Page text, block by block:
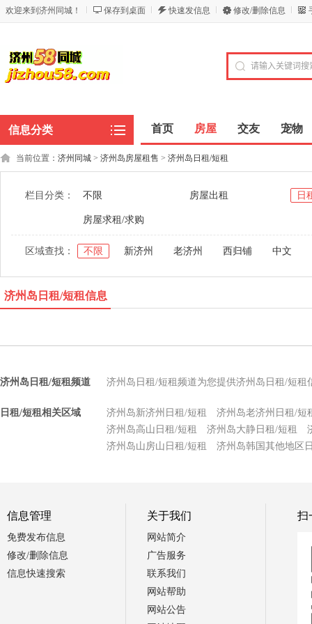
欢迎来到济州同城！ 保存到桌面 快速发信息 修改/删除信息
信息分类 首页 房屋 交友 宠物
当前位置： 济州同城 > 济州岛房屋租售 > 济州岛日租/短租
栏目分类： 不限 房屋出租 日
房屋求租/求购
区域查找： 不限 新济州 老济州 西归铺 中文
济州岛日租/短租信息
济州岛日租/短租频道 济州岛日租/短租频道为您提供济州岛日租/短
日租/短租相关区域 济州岛新济州日租/短租
济州岛老济州日租/短
济州岛高山日租/短租
济州岛大静日租/短租
济州岛山房山日租/短租
济州岛韩国其他地区
信息管理
免费发布信息
修改/删除信息
信息快速搜索
关于我们
网站简介
广告服务
联系我们
网站帮助
网站公告
扫